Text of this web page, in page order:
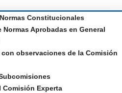
Constitucionales
Normas Aprobadas en General
observaciones de la Comisión
Comisión Experta